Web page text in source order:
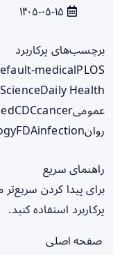
برچسب‌های پرکاربرد
medicalPLOS
ScienceDaily Health
عمومی
CDCcancer
روان
FDAinfection
راهنمای سریع
برای پیدا کردن
پرکاربرد استفاده کنید.
صفحه اصلی